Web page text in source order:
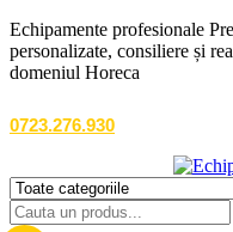
Echipamente profesionale
personalizate, consiliere și
domeniul Horeca
0723.276.930